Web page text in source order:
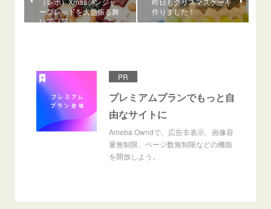
ーブレッドを大盤振る舞
いで（笑）
作りました！
PR
プレミアムプランでもっと自
由なサイトに
Ameba Owndで、広告非表示、画像容
量無制限、ページ数無制限などの機能
を開放しよう。